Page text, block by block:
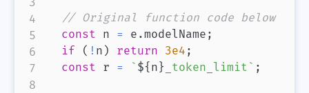
// Original function code below
const n = e .modelName ;
if
( ! n ) return 3e4 ;
const r = ` ${ n } _token_limit ` ;